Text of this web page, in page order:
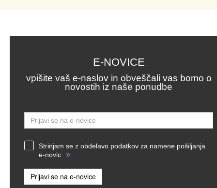
E-NOVICE
vpišite vaš e-naslov in obveščali vas bomo o
novostih iz naše ponudbe
Strinjam se z obdelavo podatkov za namene pošiljanja
e-novic
»
Prijavi se na e-novice